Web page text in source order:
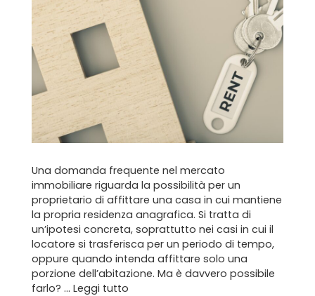
Una domanda frequente nel mercato
immobiliare riguarda la possibilità per un
proprietario di affittare una casa in cui mantiene
la propria residenza anagrafica. Si tratta di
un’ipotesi concreta, soprattutto nei casi in cui il
locatore si trasferisca per un periodo di tempo,
oppure quando intenda affittare solo una
porzione dell’abitazione. Ma è davvero possibile
farlo? … Leggi tutto